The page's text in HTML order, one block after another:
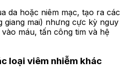
da hoặc niêm mạc, tạo ra các
giang mai) nhưng cực kỳ nguy
máu, tấn công tim và hệ
loại viêm nhiễm khác